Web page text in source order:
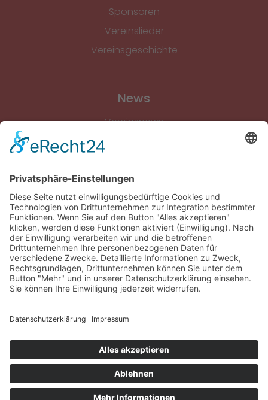
Sponsoren
Vereinslieder
Vereinsgeschichte
News
Vereinsnews
Gymnastik & Aerobic
Tischtennis
Footvolley
Sonstiges
Download-Bereich
Datenschutz
Copyright © 2026 by Rot-Weiß Schönow Website